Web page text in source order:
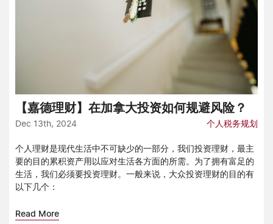
【嘉德理财】在加拿大投资如何规避风险？
Dec 13th, 2024 个人税务规划
个人理财是现代生活中不可缺少的一部分，我们投资理财，最主
要的目的累积资产用以应对生活各方面的所需。为了拥有富足的
生活，我们必须要投资理财。一般来说，大众投资理财的目的有
以下几个：
Read More